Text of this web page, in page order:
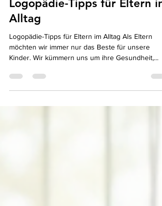
Logopädie-Tipps für Eltern im
Alltag
Logopädie-Tipps für Eltern im Alltag Als Eltern
möchten wir immer nur das Beste für unsere
Kinder. Wir kümmern uns um ihre Gesundheit,...